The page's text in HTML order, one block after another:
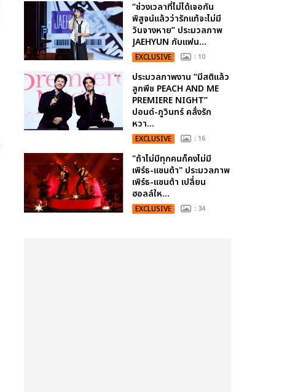
“ช่วงเวลาที่ไม่ได้เจอกัน
พิสูจน์แล้วว่ารักแท้จะไม่มี
วันจางหาย” ประมวลภาพ
JAEHYUN กับแฟน...
EXCLUSIVE : 10
ประมวลภาพงาน “มีสติแล้ว
ลูกพีช PEACH AND ME
PREMIERE NIGHT”
ปอนด์-ภูวินทร์ คลั่งรัก
หวา...
EXCLUSIVE : 16
"ถ้าไม่มีทุกคนก็คงไม่มี
เพิร์ธ-แซนต้า" ประมวลภาพ
เพิร์ธ-แซนต้า เปลี่ยน
ฮอลล์ให...
EXCLUSIVE : 34